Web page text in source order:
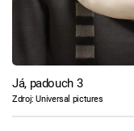
Já, padouch 3
Zdroj: Universal pictures